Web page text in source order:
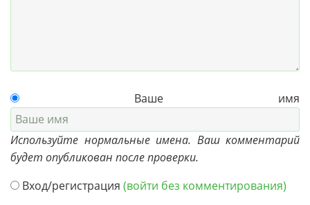
Ваше имя
Используйте нормальные имена. Ваш комментарий
будет опубликован после проверки.
Вход/регистрация (войти без комментирования)